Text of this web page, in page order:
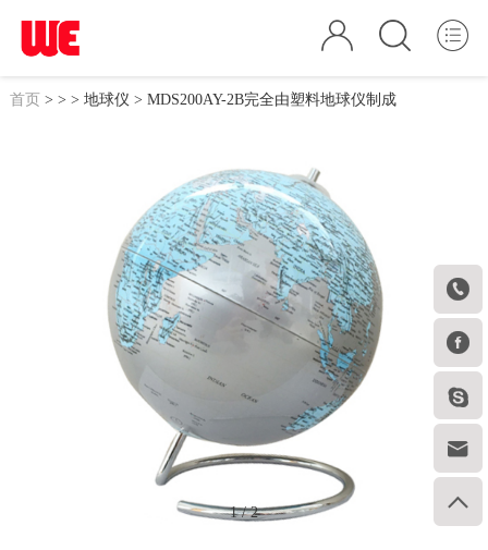





首页> > > 地球仪 > MDS200AY-2B完全由塑料地球仪制成
1/2